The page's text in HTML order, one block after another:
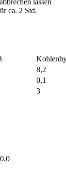
ca. 2 Std.
8,2
0,1
3